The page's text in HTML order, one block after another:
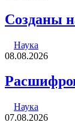
Созданы
Наука
08.08.2026
Наука
07.08.2026